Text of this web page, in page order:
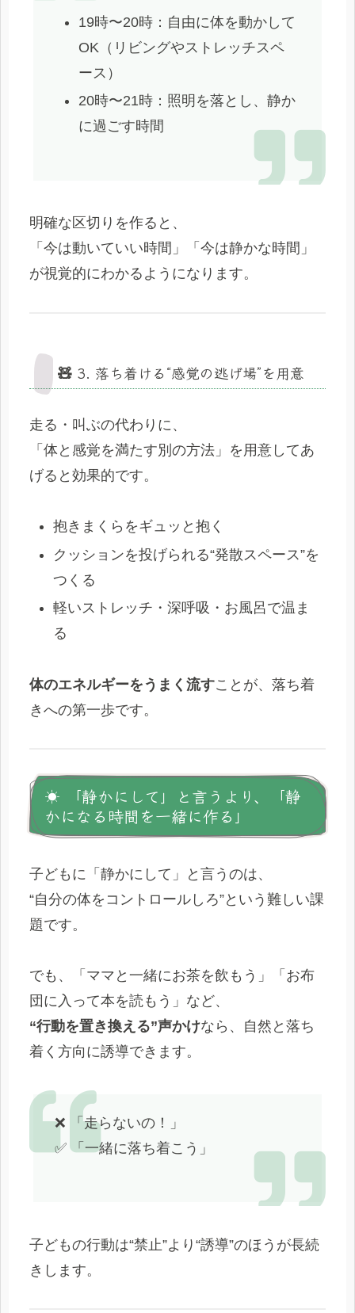
19時〜20時：自由に体を動かして
OK（リビングやストレッチスペ
ース）
20時〜21時：照明を落とし、静か
に過ごす時間
明確な区切りを作ると、
「今は動いていい時間」「今は静かな時間」
が視覚的にわかるようになります。
🧸 3. 落ち着ける“感覚の逃げ場”を用意
走る・叫ぶの代わりに、
「体と感覚を満たす別の方法」を用意してあ
げると効果的です。
抱きまくらをギュッと抱く
クッションを投げられる“発散スペース”を
つくる
軽いストレッチ・深呼吸・お風呂で温ま
る
体のエネルギーをうまく流すことが、落ち着
きへの第一歩です。
☀️ 「静かにして」と言うより、「静
かになる時間を一緒に作る」
子どもに「静かにして」と言うのは、
“自分の体をコントロールしろ”という難しい課
題です。
でも、「ママと一緒にお茶を飲もう」「お布
団に入って本を読もう」など、
“行動を置き換える”声かけなら、自然と落ち
着く方向に誘導できます。
❌ 「走らないの！」
✅ 「一緒に落ち着こう」
子どもの行動は“禁止”より“誘導”のほうが長続
きします。